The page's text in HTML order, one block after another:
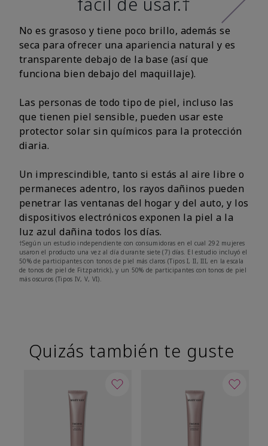
No es grasoso y tiene poco brillo, además se
seca para ofrecer una apariencia natural y es
transparente debajo de la base (así que
funciona bien debajo del maquillaje).
Las personas de todo tipo de piel, incluso las
que tienen piel sensible, pueden usar este
protector solar sin químicos para la protección
diaria.
Un imprescindible, tanto si estás al aire libre o
permaneces adentro, los rayos dañinos pueden
penetrar las ventanas del hogar y del auto, y los
dispositivos electrónicos exponen la piel a la
luz azul dañina todos los días.
†Según un estudio independiente con consumidoras en el cual 292 mujeres
usaron el producto una vez al día durante siete (7) días. El estudio incluyó el
50% de participantes con tonos de piel más claros (Tipos I, II, III, en la escala
de tonos de piel de Fitzpatrick), y un 50% de participantes con tonos de piel
más oscuros (Tipos IV, V, VI).
Quizás también te guste